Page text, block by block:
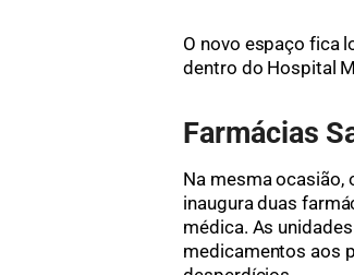
O novo espaço fica
dentro do Hospital
Farmácias
Na mesma ocasião,
inaugura duas
médica. As
medicamentos aos